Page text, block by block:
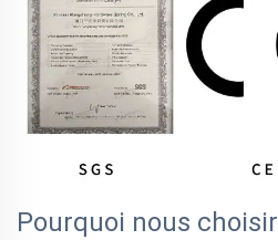
Pourquoi nous choisir